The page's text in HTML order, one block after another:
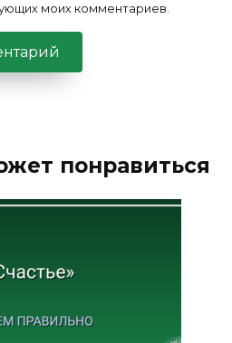
моих комментариев.
понравиться